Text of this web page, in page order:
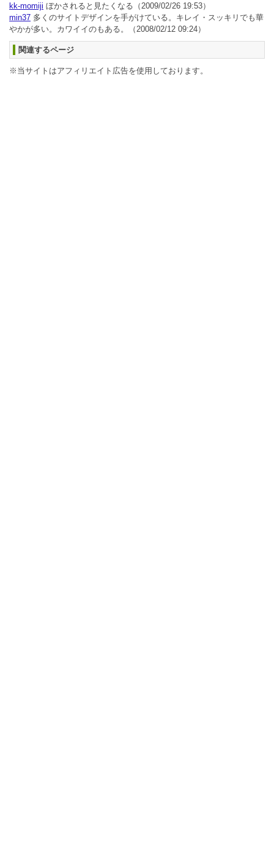
kk-momiji ぼかされると見たくなる （2009/02/26 19:53）
min37 多くのサイトデザインを手がけている。キレイ・スッキリでも華
やかが多い。カワイイのもある。
（2008/02/12 09:24）
関連するページ
※当サイトはアフィリエイト広告を使用しております。